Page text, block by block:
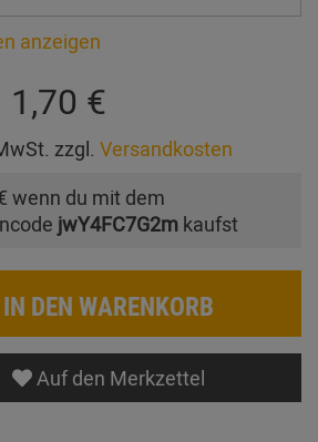
anzeigen
1,70 €
zzgl. Versandkosten
wenn du mit dem
jwY4FC7G2m kaufst
IN DEN WARENKORB
Auf den Merkzettel